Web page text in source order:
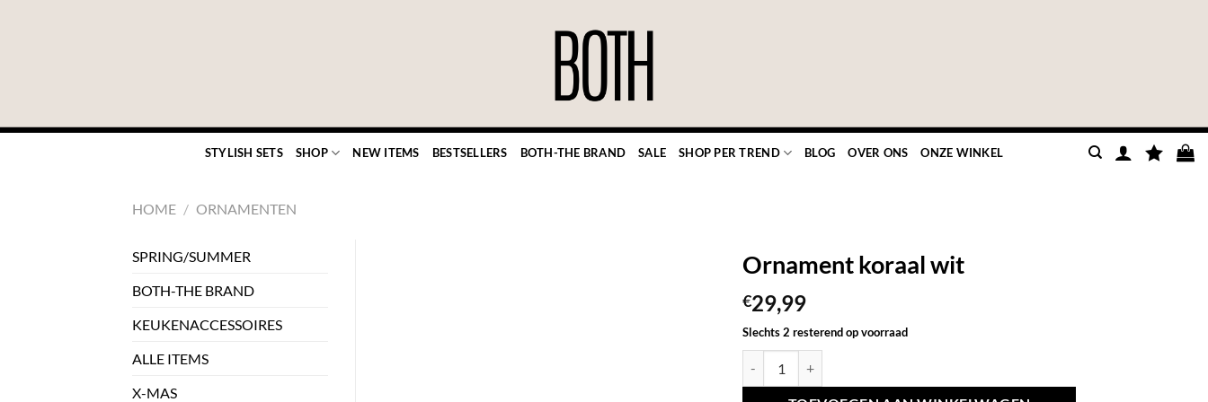
STYLISH SETS SHOP NEW ITEMS BESTSELLERS BOTH-THE BRAND SALE SHOP PER TREND BLOG OVER ONS ONZE WINKEL
HOME / ORNAMENTEN
SPRING/SUMMER
BOTH-THE BRAND
KEUKENACCESSOIRES
ALLE ITEMS
X-MAS
Ornament koraal wit
€29,99
Slechts 2 resterend op voorraad